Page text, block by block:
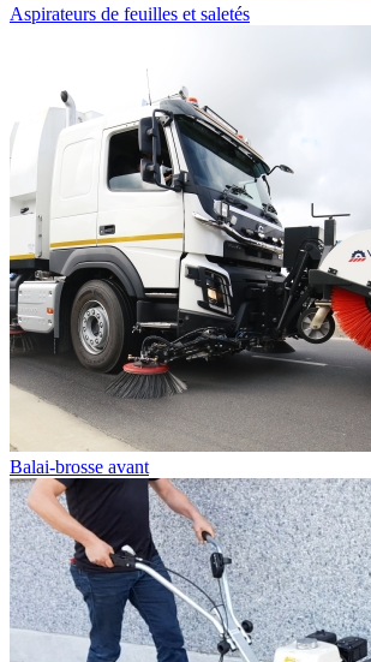
Aspirateurs de feuilles et saletés
Balai-brosse avant